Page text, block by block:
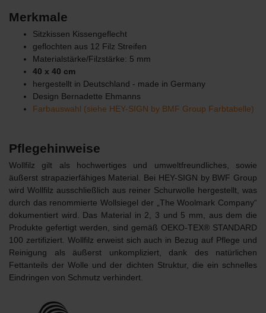
Merkmale
Sitzkissen Kissengeflecht
geflochten aus 12 Filz Streifen
Materialstärke/Filzstärke: 5 mm
40 x 40 cm
hergestellt in Deutschland - made in Germany
Design Bernadette Ehmanns
Farbauswahl (siehe HEY-SIGN by BMF Group Farbtabelle)
Pflegehinweise
Wollfilz gilt als hochwertiges und umweltfreundliches, sowie
äußerst strapazierfähiges Material. Bei HEY-SIGN by BWF Group
wird Wollfilz ausschließlich aus reiner Schurwolle hergestellt, was
durch das renommierte Wollsiegel der „The Woolmark Company“
dokumentiert wird. Das Material in 2, 3 und 5 mm, aus dem die
Produkte gefertigt werden, sind gemäß OEKO-TEX® STANDARD
100 zertifiziert. Wollfilz erweist sich auch in Bezug auf Pflege und
Reinigung als äußerst unkompliziert, dank des natürlichen
Fettanteils der Wolle und der dichten Struktur, die ein schnelles
Eindringen von Schmutz verhindert.